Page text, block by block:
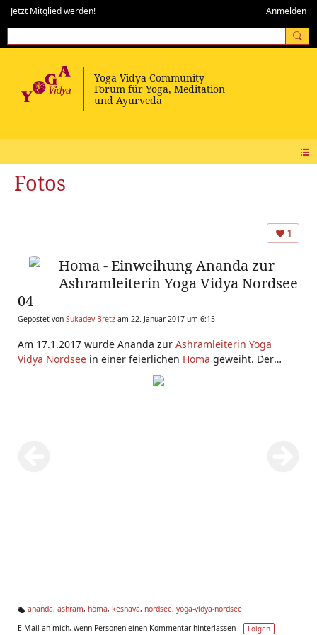
Jetzt Mitglied werden! Anmelden
Fotos
1
Homa - Einweihung Ananda zur
Ashramleiterin Yoga Vidya Nordsee
04
Gepostet von Sukadev Bretz am 22. Januar 2017 um 6:15
Am 17.1.2017 wurde Ananda zur Ashramleiterin Yoga
Vidya Nordsee in einer feierlichen Homa geweiht. Der
jetzige "Senior Ashramleiter" Keshava war dabei. Sukadev
hat das Ritual angeleitet. Ananda war einstimmig von den
g
ananda, ashram, homa, keshava, nordsee, yoga-vidya-nordsee
E-Mail an mich, wenn Personen einen Kommentar hinterlassen –
Folgen